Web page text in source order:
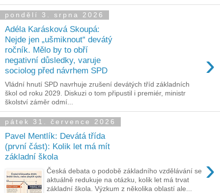
pondělí 3. srpna 2026
Adéla Karásková Skoupá:
Nejde jen „ušmiknout“ devátý
ročník. Mělo by to obří
negativní důsledky, varuje
sociolog před návrhem SPD
›
Vládní hnutí SPD navrhuje zrušení devátých tříd základních
škol od roku 2029. Diskuzi o tom připustil i premiér, ministr
školství záměr odmí...
pátek 31. července 2026
Pavel Mentlík: Devátá třída
(první část): Kolik let má mít
základní škola
›
Česká debata o podobě základního vzdělávání se
aktuálně redukuje na otázku, kolik let má trvat
základní škola. Výzkum z několika oblastí ale...